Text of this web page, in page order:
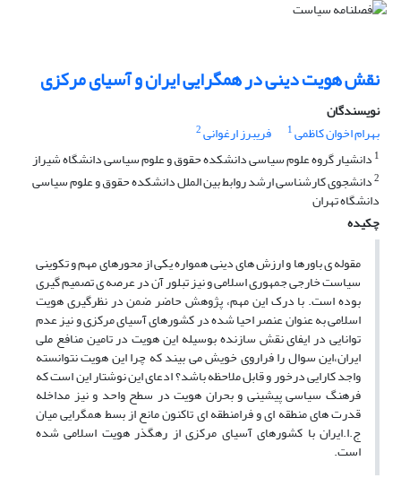
نقش هویت دینی در همگرایی ایران و آسیای مرکزی
نویسندگان
بهرام اخوان کاظمی1 فریبرز ارغوانی2
1 دانشیار گروه علوم سیاسی دانشکده حقوق و علوم سیاسی دانشگاه شیراز
2دانشجوی کارشناسی ارشد روابط بین الملل دانشکده حقوق و علوم سیاسی
دانشگاه تهران
چکیده
مقوله ی باورها و ارزش های دینی همواره یکی از محورهای مهم و تکوینی
سیاست خارجی جمهوری اسلامی و نیز تبلور آن در عرصه ی تصمیم گیری
بوده است. با درک این مهم، پژوهش حاضر ضمن در نظرگیری هویت
اسلامی به عنوان عنصر احیا شده در کشورهای آسیای مرکزی و نیز عدم
توانایی در ایفای نقش سازنده بوسیله این هویت در تامین منافع ملی
ایران،این سوال را فراروی خویش می بیند که چرا این هویت نتوانسته
واجد کارایی درخور و قابل ملاحظه باشد؟ ادعای این نوشتار این است که
فرهنگ سیاسی پیشینی و بحران هویت در سطح واحد و نیز مداخله
قدرت های منطقه ای و فرامنطقه ای تاکنون مانع از بسط همگرایی میان
ج.ا.ایران با کشورهای آسیای مرکزی از رهگذر هویت اسلامی شده
است.